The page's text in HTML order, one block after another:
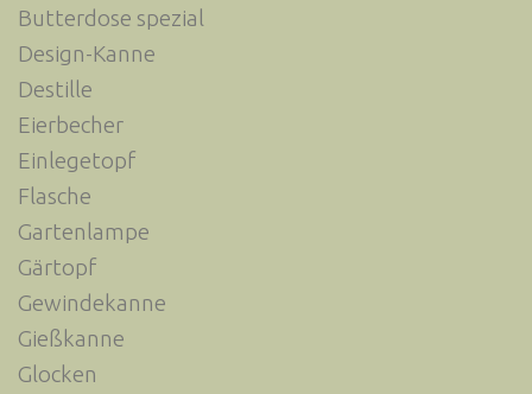
Butterdose spezial
Design-Kanne
Destille
Eierbecher
Einlegetopf
Flasche
Gartenlampe
Gärtopf
Gewindekanne
Gießkanne
Glocken